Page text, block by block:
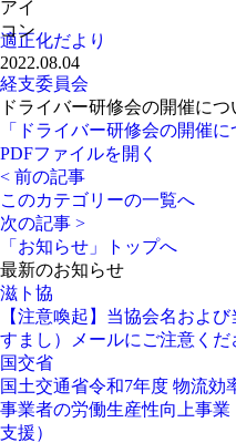
適正化だより
2022.08.04
経支委員会
ドライバー研修会の開催に
「ドライバー研修会の開催
PDFファイルを開く
< 前の記事
このカテゴリーの一覧へ
次の記事 >
「お知らせ」トップへ
最新のお知らせ
滋ト協
【注意喚起】当協会名およ
すまし）メールにご注意くだ
国交省
国土交通省令和7年度 物流
事業者の労働生産性向上事
支援）